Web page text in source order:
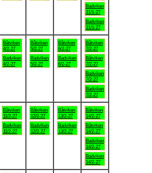
Badviken
31/1-27
Badviken
31/1-27
Båtviken
4/2-27
Badviken
4/2-27
Båtviken
5/2-27
Badviken
5/2-27
Båtviken
6/2-27
Badviken
6/2-27
Båtviken
7/2-27
Båtviken
7/2-27
Badviken
7/2-27
Badviken
7/2-27
Båtviken
11/2-27
Badviken
11/2-27
Båtviken
12/2-27
Badviken
12/2-27
Båtviken
13/2-27
Badviken
13/2-27
Båtviken
14/2-27
Båtviken
14/2-27
Badviken
14/2-27
Badviken
14/2-27